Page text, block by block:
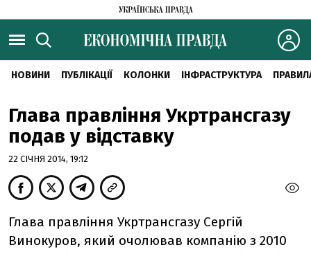
НОВИНИ ПУБЛІКАЦІЇ КОЛОНКИ ІНФРАСТРУКТУРА
Глава правління Укртрансгазу
подав у відставку
22 СІЧНЯ 2014, 19:12
Глава правління Укртрансгазу Сергій
Винокуров, який очолював компанію з 2010